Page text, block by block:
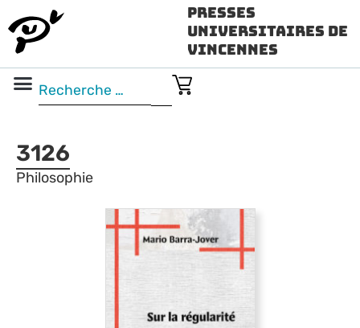
Presses
Universitaires de
Vincennes
3126
Philosophie